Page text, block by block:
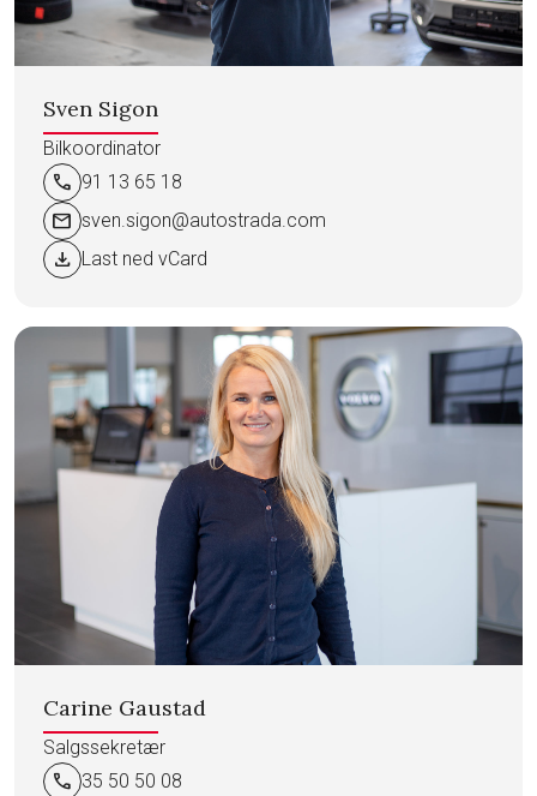
Sven Sigon
Bilkoordinator
call 91 13 65 18
mail sven.sigon@autostrada.com
download Last ned vCard
Carine Gaustad
Salgssekretær
call 35 50 50 08